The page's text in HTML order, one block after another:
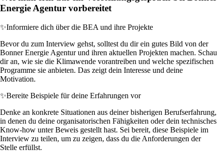
Energie Agentur vorbereitet
✨Informiere dich über die BEA und ihre Projekte
Bevor du zum Interview gehst, solltest du dir ein gutes Bild von der
Bonner Energie Agentur und ihren aktuellen Projekten machen. Schau
dir an, wie sie die Klimawende vorantreiben und welche spezifischen
Programme sie anbieten. Das zeigt dein Interesse und deine
Motivation.
✨Bereite Beispiele für deine Erfahrungen vor
Denke an konkrete Situationen aus deiner bisherigen Berufserfahrung,
in denen du deine organisatorischen Fähigkeiten oder dein technisches
Know-how unter Beweis gestellt hast. Sei bereit, diese Beispiele im
Interview zu teilen, um zu zeigen, dass du die Anforderungen der
Stelle erfüllst.